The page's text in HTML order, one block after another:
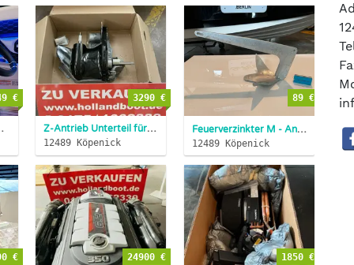
259€ NUR 14...
€
Z-Antrieb Unterteil für Mercruiser Alpha One Gen.2 NEU SOFOR...
12489 Köpenick
3290 €
Feuerverzinkter M - Anker, 7,5kg NEU
12489 Köpenick
89 €
€ 24900 € 1850 €